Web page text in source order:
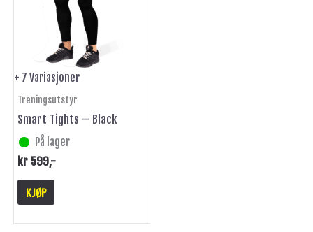
+ 7 Variasjoner
Treningsutstyr
Smart Tights – Black
På lager
kr 599,-
KJØP
varianter.
Alternativene
kan
velges
på